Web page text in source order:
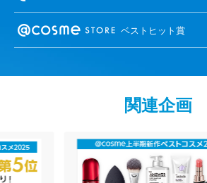
ベストヒット賞
関連企画